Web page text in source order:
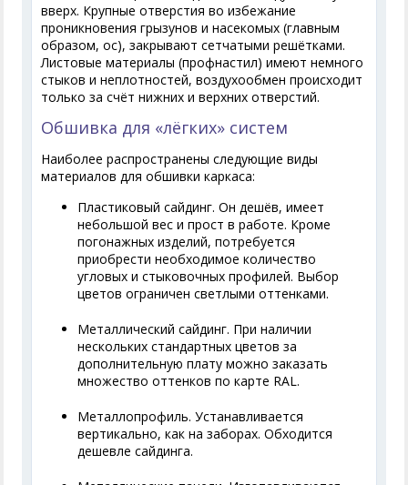
вверх. Крупные отверстия во избежание
проникновения грызунов и насекомых (главным
образом, ос), закрывают сетчатыми решётками.
Листовые материалы (профнастил) имеют немного
стыков и неплотностей, воздухообмен происходит
только за счёт нижних и верхних отверстий.
Обшивка для «лёгких» систем
Наиболее распространены следующие виды
материалов для обшивки каркаса:
Пластиковый сайдинг. Он дешёв, имеет
небольшой вес и прост в работе. Кроме
погонажных изделий, потребуется
приобрести необходимое количество
угловых и стыковочных профилей. Выбор
цветов ограничен светлыми оттенками.
Металлический сайдинг. При наличии
нескольких стандартных цветов за
дополнительную плату можно заказать
множество оттенков по карте RAL.
Металлопрофиль. Устанавливается
вертикально, как на заборах. Обходится
дешевле сайдинга.